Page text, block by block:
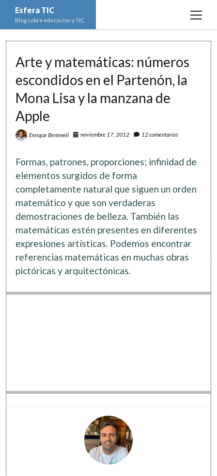
Esfera TIC
Blog sobre educación y TIC
open
Educación y TIC open
Actualidad
Escuela de padres
Espacios
Formación
Lectura
Asignaturas
open
Ciencias Naturales
Ed. Plástica y Visual
Geografía e Historia
Lengua
Música
Informática open
Imagen digital
Ofimática open
Hoja de cálculo
Redes de ordenadores
Redes sociales
Sistemas Operativos
Matemáticas
Estadística
twitterfacebook
Arte y matemáticas: números
escondidos en el Partenón, la
Mona Lisa y la manzana de
Apple
Enrique Benimeli noviembre 17, 2012 12 comentarios
Formas, patrones, proporciones; infinidad de
elementos surgidos de forma
completamente natural que siguen un orden
matemático y que son verdaderas
demostraciones de belleza. También las
matemáticas estén presentes en diferentes
expresiones artísticas. Podemos encontrar
referencias matemáticas en muchas obras
pictóricas y arquitectónicas.